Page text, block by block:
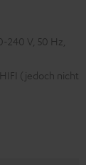
240 V, 50 Hz,
HIFI (jedoch nicht